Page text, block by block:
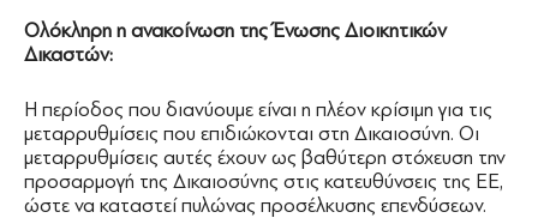
Ολόκληρη η ανακοίνωση της Ένωσης Διοικητικών
Δικαστών:
Η περίοδος που διανύουμε είναι η πλέον κρίσιμη για τις
μεταρρυθμίσεις που επιδιώκονται στη Δικαιοσύνη. Οι
μεταρρυθμίσεις αυτές έχουν ως βαθύτερη στόχευση την
προσαρμογή της Δικαιοσύνης στις κατευθύνσεις της ΕΕ,
ώστε να καταστεί πυλώνας προσέλκυσης επενδύσεων.